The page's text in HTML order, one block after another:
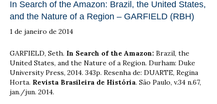
In Search of the Amazon: Brazil, the United States,
and the Nature of a Region – GARFIELD (RBH)
1 de janeiro de 2014
GARFIELD, Seth. In Search of the Amazon: Brazil, the
United States, and the Nature of a Region. Durham: Duke
University Press, 2014. 343p. Resenha de: DUARTE, Regina
Horta. Revista Brasileira de História. São Paulo, v.34 n.67,
jan./jun. 2014.